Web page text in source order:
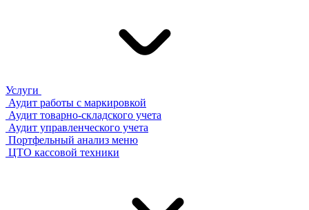
Услуги
Аудит работы с маркировкой
Аудит товарно-складского учета
Аудит управленческого учета
Портфельный анализ меню
ЦТО кассовой техники